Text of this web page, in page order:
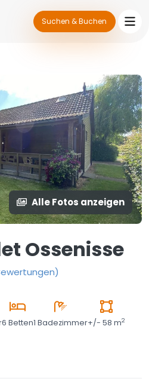
Suchen & Buchen
Alle Fotos anzeigen
Ossenisse
)
6 Betten1 Badezimmer+/- 58 m2